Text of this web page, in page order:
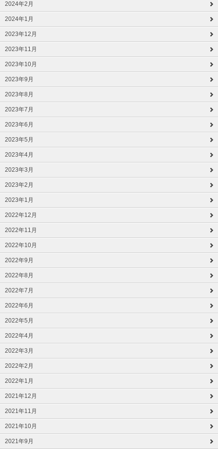
2024年2月
2024年1月
2023年12月
2023年11月
2023年10月
2023年9月
2023年8月
2023年7月
2023年6月
2023年5月
2023年4月
2023年3月
2023年2月
2023年1月
2022年12月
2022年11月
2022年10月
2022年9月
2022年8月
2022年7月
2022年6月
2022年5月
2022年4月
2022年3月
2022年2月
2022年1月
2021年12月
2021年11月
2021年10月
2021年9月